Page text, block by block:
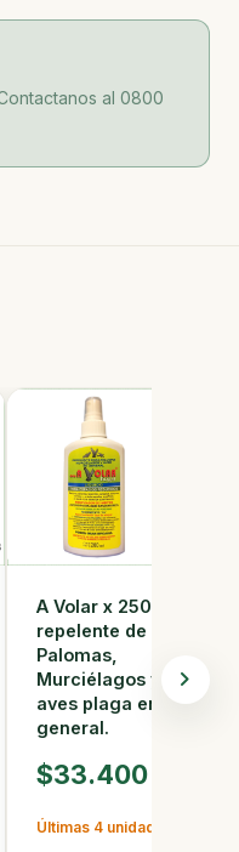
al 0800
A Volar x 250 ml
repelente de
Palomas,
Murciélagos y
aves plaga en
general.
$33.400
Últimas 4 unidades